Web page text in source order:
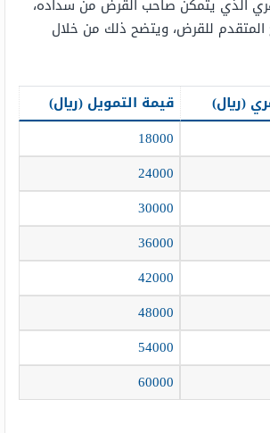
الذي يتمكّن صاحب القرض من سداده،
المتقدم للقرض، ويتضح ذلك من خلال
(ريال)
قيمة التمويل (ريال)
18000
24000
30000
36000
42000
48000
54000
60000